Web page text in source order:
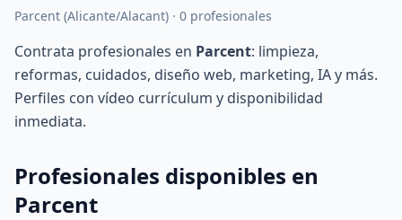
Parcent (Alicante/Alacant) · 0 profesionales
Contrata profesionales en Parcent: limpieza,
reformas, cuidados, diseño web, marketing, IA y más.
Perfiles con vídeo currículum y disponibilidad
inmediata.
Profesionales disponibles en
Parcent